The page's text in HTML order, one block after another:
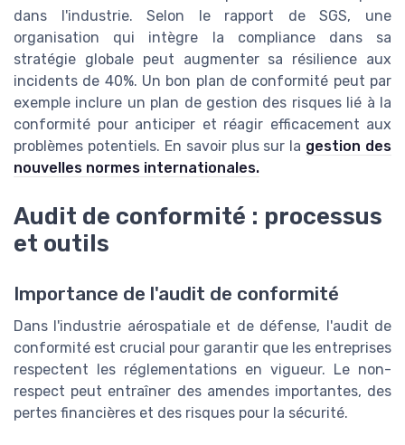
dans l'industrie. Selon le rapport de SGS, une
organisation qui intègre la compliance dans sa
stratégie globale peut augmenter sa résilience aux
incidents de 40%. Un bon plan de conformité peut par
exemple inclure un plan de gestion des risques lié à la
conformité pour anticiper et réagir efficacement aux
problèmes potentiels. En savoir plus sur la gestion des
nouvelles normes internationales.
Audit de conformité : processus
et outils
Importance de l'audit de conformité
Dans l'industrie aérospatiale et de défense, l'audit de
conformité est crucial pour garantir que les entreprises
respectent les réglementations en vigueur. Le non-
respect peut entraîner des amendes importantes, des
pertes financières et des risques pour la sécurité.